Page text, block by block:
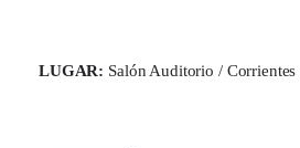
LUGAR: Salón Auditorio /